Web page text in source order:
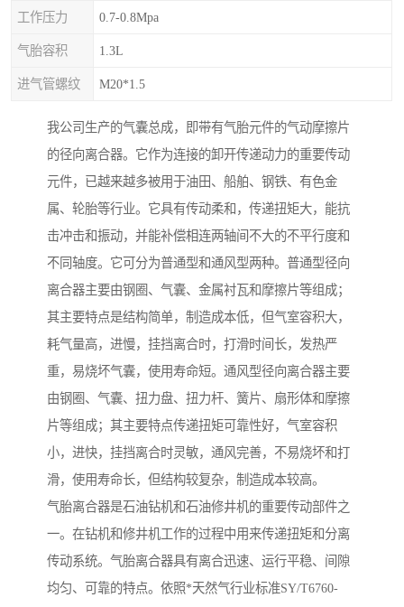
工作压力 0.7-0.8Mpa
气胎容积 1.3L
进气管螺纹 M20*1.5
我公司生产的气囊总成，即带有气胎元件的气动摩擦片
的径向离合器。它作为连接的卸开传递动力的重要传动
元件，已越来越多被用于油田、船舶、钢铁、有色金
属、轮胎等行业。它具有传动柔和，传递扭矩大，能抗
击冲击和振动，并能补偿相连两轴间不大的不平行度和
不同轴度。它可分为普通型和通风型两种。普通型径向
离合器主要由钢圈、气囊、金属衬瓦和摩擦片等组成；
其主要特点是结构简单，制造成本低，但气室容积大，
耗气量高，进慢，挂挡离合时，打滑时间长，发热严
重，易烧坏气囊，使用寿命短。通风型径向离合器主要
由钢圈、气囊、扭力盘、扭力杆、簧片、扇形体和摩擦
片等组成；其主要特点传递扭矩可靠性好，气室容积
小，进快，挂挡离合时灵敏，通风完善，不易烧坏和打
滑，使用寿命长，但结构较复杂，制造成本较高。
气胎离合器是石油钻机和石油修井机的重要传动部件之
一。在钻机和修井机工作的过程中用来传递扭矩和分离
传动系统。气胎离合器具有离合迅速、运行平稳、间隙
均匀、可靠的特点。依照*天然气行业标准SY/T6760-